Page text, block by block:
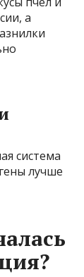
а
система
лучше